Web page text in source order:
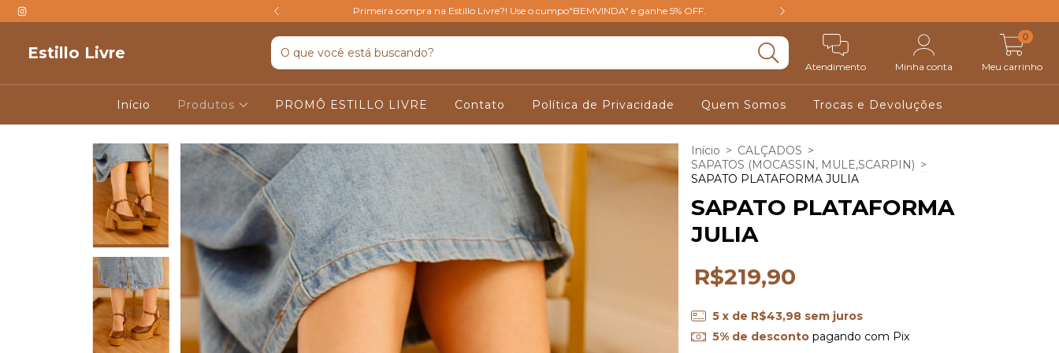
ACIMA DE R$599 Primeira compra na Estillo Livre?! Use o cumpo"BEMVINDA" e ganhe 5% OFF.
Estillo Livre
Atendimento Minha conta Meu carrinho
0
Início Produtos PROMÔ ESTILLO LIVRE Contato Política de Privacidade Quem Somos Trocas e Devoluções
Início > CALÇADOS >
SAPATOS (MOCASSIN, MULE,SCARPIN) >
SAPATO PLATAFORMA JULIA
SAPATO PLATAFORMA
JULIA
R$219,90
5 x de R$43,98 sem juros
5% de descontopagando com Pix